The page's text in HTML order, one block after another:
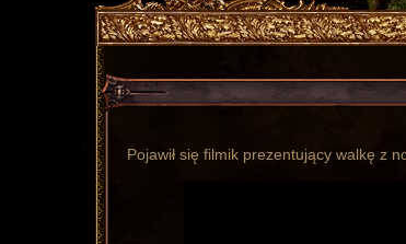
Pojawił się filmik prezentujący walkę z